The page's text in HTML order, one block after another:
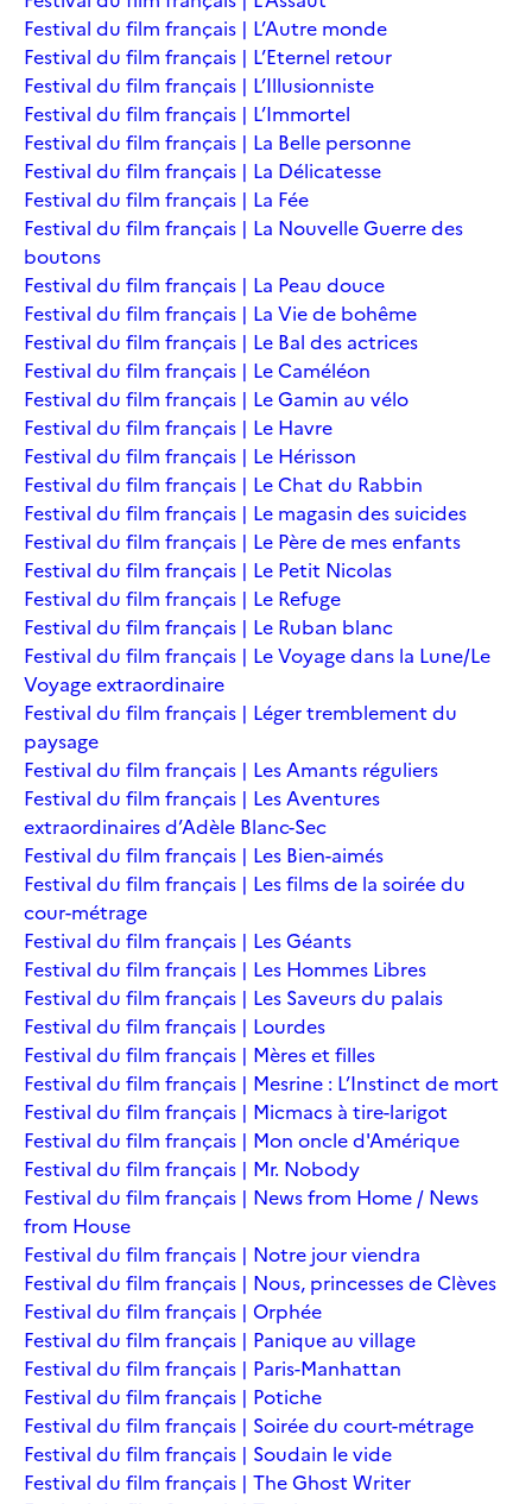
Festival du film français | L’Autre monde
Festival du film français | L’Eternel retour
Festival du film français | L’Illusionniste
Festival du film français | L’Immortel
Festival du film français | La Belle personne
Festival du film français | La Délicatesse
Festival du film français | La Fée
Festival du film français | La Nouvelle Guerre des
boutons
Festival du film français | La Peau douce
Festival du film français | La Vie de bohême
Festival du film français | Le Bal des actrices
Festival du film français | Le Caméléon
Festival du film français | Le Gamin au vélo
Festival du film français | Le Havre
Festival du film français | Le Hérisson
Festival du film français | Le Chat du Rabbin
Festival du film français | Le magasin des suicides
Festival du film français | Le Père de mes enfants
Festival du film français | Le Petit Nicolas
Festival du film français | Le Refuge
Festival du film français | Le Ruban blanc
Festival du film français | Le Voyage dans la Lune/Le
Voyage extraordinaire
Festival du film français | Léger tremblement du
paysage
Festival du film français | Les Amants réguliers
Festival du film français | Les Aventures
extraordinaires d’Adèle Blanc-Sec
Festival du film français | Les Bien-aimés
Festival du film français | Les films de la soirée du
cour-métrage
Festival du film français | Les Géants
Festival du film français | Les Hommes Libres
Festival du film français | Les Saveurs du palais
Festival du film français | Lourdes
Festival du film français | Mères et filles
Festival du film français | Mesrine : L’Instinct de mort
Festival du film français | Micmacs à tire-larigot
Festival du film français | Mon oncle d'Amérique
Festival du film français | Mr. Nobody
Festival du film français | News from Home / News
from House
Festival du film français | Notre jour viendra
Festival du film français | Nous, princesses de Clèves
Festival du film français | Orphée
Festival du film français | Panique au village
Festival du film français | Paris-Manhattan
Festival du film français | Potiche
Festival du film français | Soirée du court-métrage
Festival du film français | Soudain le vide
Festival du film français | The Ghost Writer